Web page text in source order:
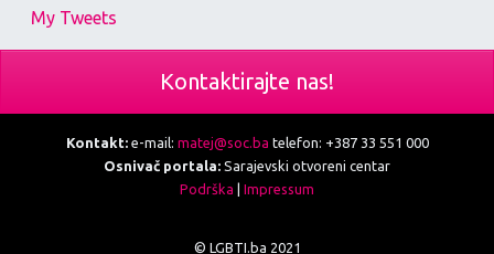
My Tweets
Kontaktirajte nas!
Kontakt:e-mail: matej@soc.ba telefon: +387 33 551 000
Osnivač portala: Sarajevski otvoreni centar
Podrška | Impressum
© LGBTI.ba 2021